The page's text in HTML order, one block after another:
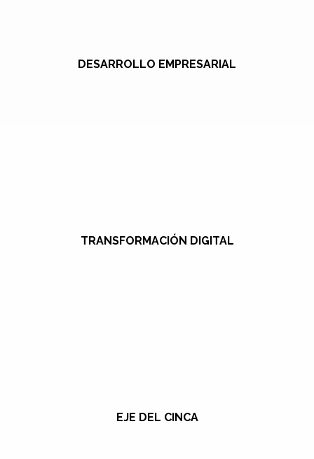
DESARROLLO EMPRESARIAL
TRANSFORMACIÓN DIGITAL
EJE DEL CINCA